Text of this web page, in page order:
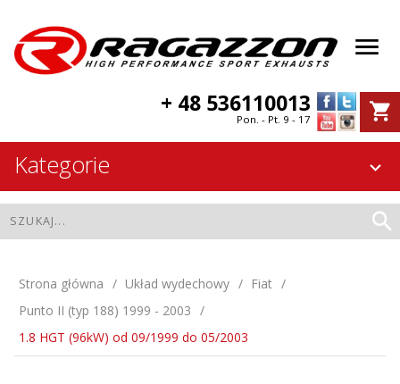
+ 48 536110013
Pon. - Pt. 9 - 17
Kategorie
Strona główna Układ wydechowy
Fiat
Punto II (typ 188) 1999 - 2003
1.8 HGT (96kW) od 09/1999 do 05/2003